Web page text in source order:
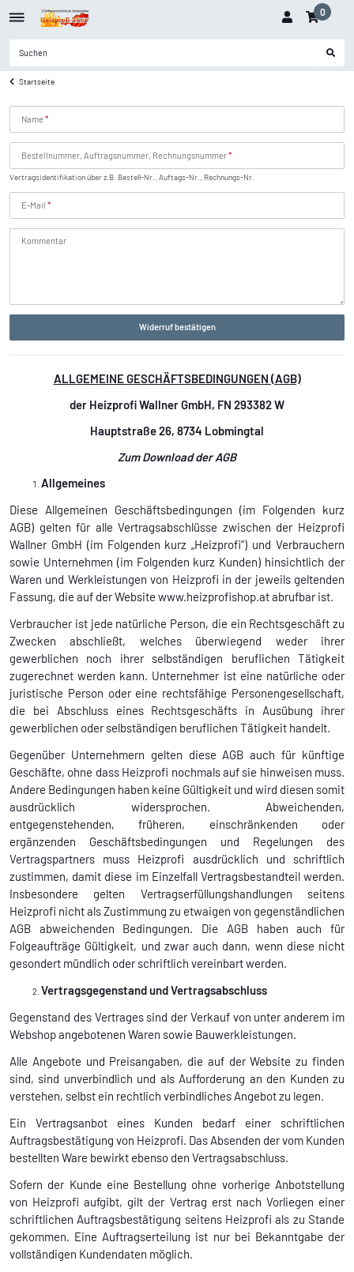
0
Startseite
Name
Vertragsidentifikation über z.B. Bestell-Nr., Auftags-Nr., Rechnungs-Nr.
Bestellnummer, Auftragsnummer, Rechnungsnummer
E-Mail
Kommentar
Widerruf bestätigen
ALLGEMEINE GESCHÄFTSBEDINGUNGEN (AGB)
der Heizprofi Wallner GmbH, FN 293382 W
Hauptstraße 26, 8734 Lobmingtal
Zum Download der AGB
Allgemeines
Diese Allgemeinen Geschäftsbedingungen (im Folgenden kurz
AGB) gelten für alle Vertragsabschlüsse zwischen der Heizprofi
Wallner GmbH (im Folgenden kurz „Heizprofi“) und Verbrauchern
sowie Unternehmen (im Folgenden kurz Kunden) hinsichtlich der
Waren und Werkleistungen von Heizprofi in der jeweils geltenden
Fassung, die auf der Website www.heizprofishop.at abrufbar ist.
Verbraucher ist jede natürliche Person, die ein Rechtsgeschäft zu
Zwecken abschließt, welches überwiegend weder ihrer
gewerblichen noch ihrer selbständigen beruflichen Tätigkeit
zugerechnet werden kann. Unternehmer ist eine natürliche oder
juristische Person oder eine rechtsfähige Personengesellschaft,
die bei Abschluss eines Rechtsgeschäfts in Ausübung ihrer
gewerblichen oder selbständigen beruflichen Tätigkeit handelt.
Gegenüber Unternehmern gelten diese AGB auch für künftige
Geschäfte, ohne dass Heizprofi nochmals auf sie hinweisen muss.
Andere Bedingungen haben keine Gültigkeit und wird diesen somit
ausdrücklich widersprochen. Abweichenden,
entgegenstehenden, früheren, einschränkenden oder
ergänzenden Geschäftsbedingungen und Regelungen des
Vertragspartners muss Heizprofi ausdrücklich und schriftlich
zustimmen, damit diese im Einzelfall Vertragsbestandteil werden.
Insbesondere gelten Vertragserfüllungshandlungen seitens
Heizprofi nicht als Zustimmung zu etwaigen von gegenständlichen
AGB abweichenden Bedingungen. Die AGB haben auch für
Folgeaufträge Gültigkeit, und zwar auch dann, wenn diese nicht
gesondert mündlich oder schriftlich vereinbart werden.
Vertragsgegenstand und Vertragsabschluss
Gegenstand des Vertrages sind der Verkauf von unter anderem im
Webshop angebotenen Waren sowie Bauwerkleistungen.
Alle Angebote und Preisangaben, die auf der Website zu finden
sind, sind unverbindlich und als Aufforderung an den Kunden zu
verstehen, selbst ein rechtlich verbindliches Angebot zu legen.
Ein Vertragsanbot eines Kunden bedarf einer schriftlichen
Auftragsbestätigung von Heizprofi. Das Absenden der vom Kunden
bestellten Ware bewirkt ebenso den Vertragsabschluss.
Sofern der Kunde eine Bestellung ohne vorherige Anbotstellung
von Heizprofi aufgibt, gilt der Vertrag erst nach Vorliegen einer
schriftlichen Auftragsbestätigung seitens Heizprofi als zu Stande
gekommen. Eine Auftragserteilung ist nur bei Bekanntgabe der
vollständigen Kundendaten möglich.